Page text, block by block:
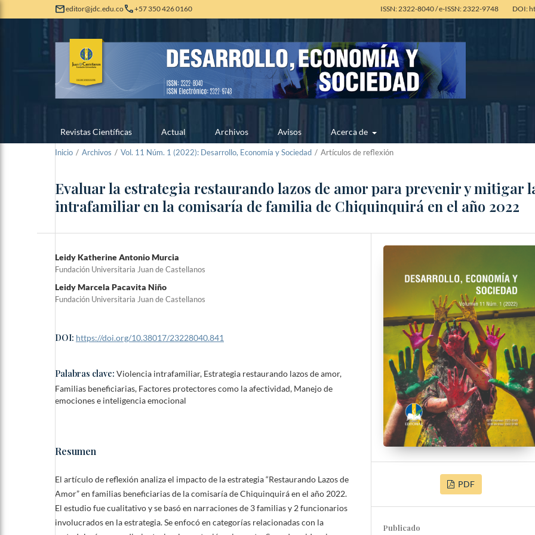
maileditor@jdc.edu.cocall+57 350 426 0160 ISSN: 2322-8040 / e-ISSN: 2322-9748 DOI:
Revistas Científicas Actual Archivos Avisos Acerca de
Inicio / Archivos / Vol. 11 Núm. 1 (2022): Desarrollo, Economía y Sociedad / Artículos de reflexión
Evaluar la estrategia restaurando lazos de amor para prevenir y mitigar
intrafamiliar en la comisaría de familia de Chiquinquirá en el año 2022
Leidy Katherine Antonio Murcia
Fundación Universitaria Juan de Castellanos
Leidy Marcela Pacavita Niño
Fundación Universitaria Juan de Castellanos
DOI: https://doi.org/10.38017/23228040.841
Palabras clave: Violencia intrafamiliar, Estrategia restaurando lazos de amor,
Familias beneficiarias, Factores protectores como la afectividad, Manejo de
emociones e inteligencia emocional
Resumen
El artículo de reflexión analiza el impacto de la estrategia “Restaurando Lazos de
Amor” en familias beneficiarias de la comisaría de Chiquinquirá en el año 2022.
El estudio fue cualitativo y se basó en narraciones de 3 familias y 2 funcionarios
involucrados en la estrategia. Se enfocó en categorías relacionadas con la
PDF
Publicado